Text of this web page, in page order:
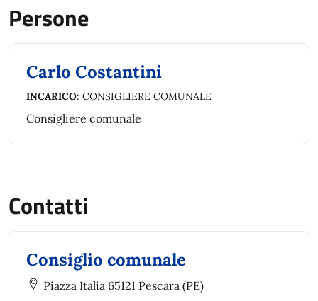
Persone
Carlo Costantini
INCARICO: CONSIGLIERE COMUNALE
Consigliere comunale
Contatti
Consiglio comunale
Piazza Italia 65121 Pescara (PE)